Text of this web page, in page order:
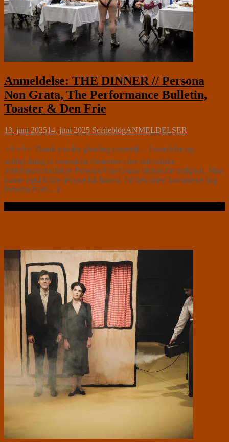
Anmeldelse: THE DINNER // Persona
Non Grata, The Performance Bulletin,
Toaster & Den Frie
13. juni 202514. juni 2025 SceneblogANMELDELSER
⭐⭐⭐⭐⭐ Thank you for ghosting yourself… Frisættelse og
nedbrydning er essentielle elementer i det aktivistiske
performancekollektiv Persona Non Gratas fiktionelle ærlighed. Man
kunne også kalde det poetisk fantasi, for helt siden kunstnerne bag
Persona Non[…]